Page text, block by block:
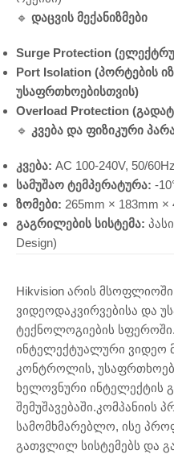
🔹 დაცვის მექანიზმები
Surge Protection
Port Isolation (პორტების
უსაფრთხოებისთვის)
Overload Protection
🔹 კვება და ფიზიკური
კვება: AC 100-240V, 50/60Hz
სამუშაო ტემპერატურა: -
ზომები: 265mm × 183mm ×
გაგრილების სისტემა:
Design)
Hikvision არის მსოფლიოში
ვიდეოდაკვირვებისა და
ტექნოლოგიების
ინტელექტუალური ვიდეო
კონტროლის,
ხელოვნური ინტელექტის
სამომხმარებლო, ისე
გათვლილ სისტემებს და